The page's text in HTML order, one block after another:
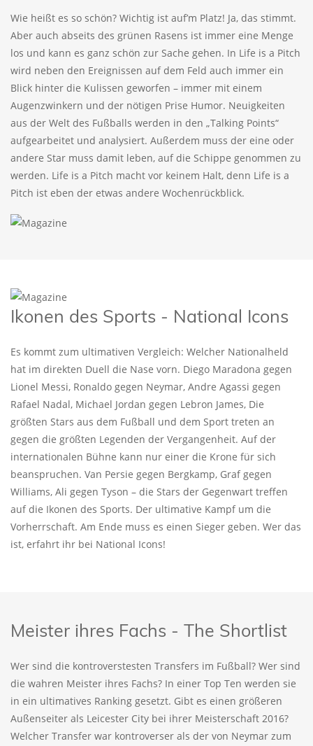
Wie heißt es so schön? Wichtig ist auf’m Platz! Ja, das stimmt.
Aber auch abseits des grünen Rasens ist immer eine Menge
los und kann es ganz schön zur Sache gehen. In Life is a Pitch
wird neben den Ereignissen auf dem Feld auch immer ein
Blick hinter die Kulissen geworfen – immer mit einem
Augenzwinkern und der nötigen Prise Humor. Neuigkeiten
aus der Welt des Fußballs werden in den „Talking Points“
aufgearbeitet und analysiert. Außerdem muss der eine oder
andere Star muss damit leben, auf die Schippe genommen zu
werden. Life is a Pitch macht vor keinem Halt, denn Life is a
Pitch ist eben der etwas andere Wochenrückblick.
Ikonen des Sports - National Icons
Es kommt zum ultimativen Vergleich: Welcher Nationalheld
hat im direkten Duell die Nase vorn. Diego Maradona gegen
Lionel Messi, Ronaldo gegen Neymar, Andre Agassi gegen
Rafael Nadal, Michael Jordan gegen Lebron James, Die
größten Stars aus dem Fußball und dem Sport treten an
gegen die größten Legenden der Vergangenheit. Auf der
internationalen Bühne kann nur einer die Krone für sich
beanspruchen. Van Persie gegen Bergkamp, Graf gegen
Williams, Ali gegen Tyson – die Stars der Gegenwart treffen
auf die Ikonen des Sports. Der ultimative Kampf um die
Vorherrschaft. Am Ende muss es einen Sieger geben. Wer das
ist, erfahrt ihr bei National Icons!
Meister ihres Fachs - The Shortlist
Wer sind die kontroverstesten Transfers im Fußball? Wer sind
die wahren Meister ihres Fachs? In einer Top Ten werden sie
in ein ultimatives Ranking gesetzt. Gibt es einen größeren
Außenseiter als Leicester City bei ihrer Meisterschaft 2016?
Welcher Transfer war kontroverser als der von Neymar zum